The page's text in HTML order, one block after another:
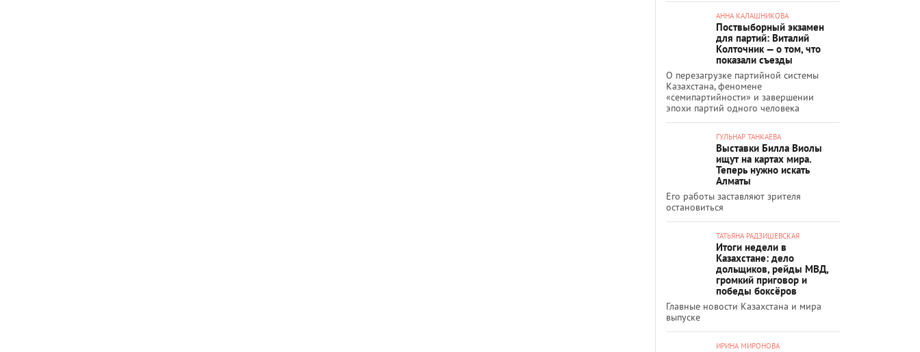
АННА КАЛАШНИКОВА
Поствыборный экзамен
для партий: Виталий
Колточник — о том, что
показали съезды
О перезагрузке партийной системы
Казахстана, феномене
«семипартийности» и завершении
эпохи партий одного человека
ГУЛЬНАР ТАНКАЕВА
Выставки Билла Виолы
ищут на картах мира.
Теперь нужно искать
Алматы
Его работы заставляют зрителя
остановиться
ТАТЬЯНА РАДЗИШЕВСКАЯ
Итоги недели в
Казахстане: дело
дольщиков, рейды МВД,
громкий приговор и
победы боксёров
Главные новости Казахстана и мира
выпуске
ИРИНА МИРОНОВА